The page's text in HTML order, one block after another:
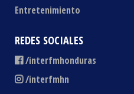
Entretenimiento
REDES SOCIALES
/interfmhonduras
/interfmhn